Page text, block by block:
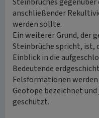
anschließender
werden sollte.
Ein weiterer Grund, der
Steinbrüche spricht, ist,
Einblick in die
Bedeutende
Felsformationen werden
Geotope bezeichnet und
geschützt.